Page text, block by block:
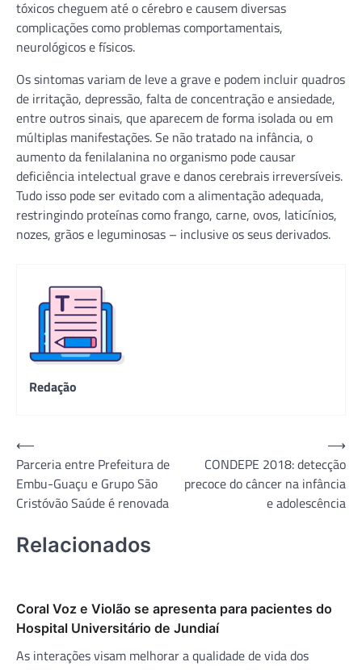
tóxicos cheguem até o cérebro e causem diversas
complicações como problemas comportamentais,
neurológicos e físicos.
Os sintomas variam de leve a grave e podem incluir quadros
de irritação, depressão, falta de concentração e ansiedade,
entre outros sinais, que aparecem de forma isolada ou em
múltiplas manifestações. Se não tratado na infância, o
aumento da fenilalanina no organismo pode causar
deficiência intelectual grave e danos cerebrais irreversíveis.
Tudo isso pode ser evitado com a alimentação adequada,
restringindo proteínas como frango, carne, ovos, laticínios,
nozes, grãos e leguminosas – inclusive os seus derivados.
Redação
Navegação
de
Post
⟵
Parceria entre Prefeitura de
Embu-Guaçu e Grupo São
Cristóvão Saúde é renovada
CONDEPE 2018: detecção
precoce do câncer na infância
e adolescência
⟶
Relacionados
Coral Voz e Violão se apresenta para pacientes do
Hospital Universitário de Jundiaí
As interações visam melhorar a qualidade de vida dos